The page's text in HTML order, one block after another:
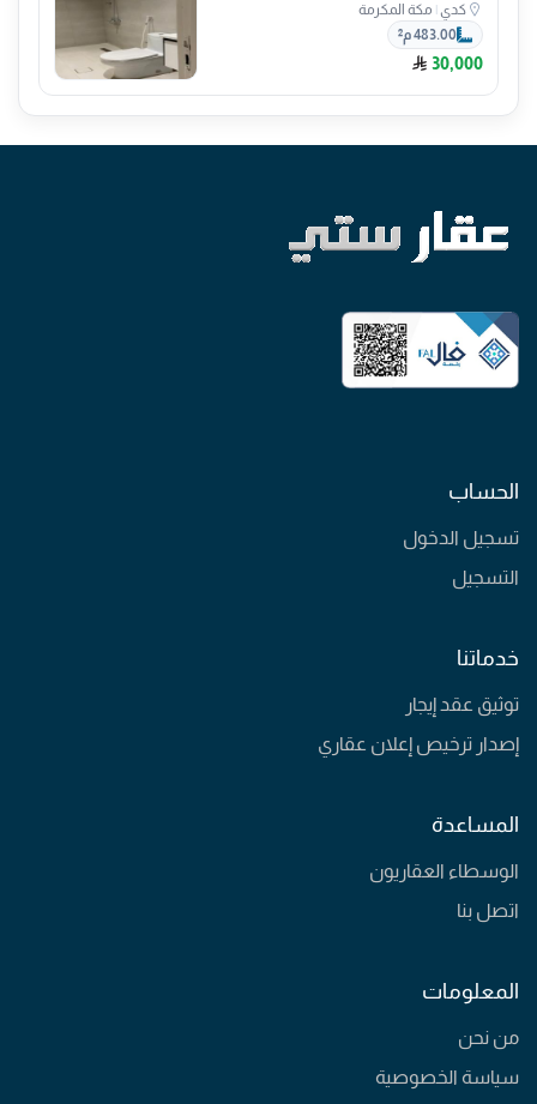
كدي| مكة المكرمة
483.00 م²
30,000
الحساب
تسجيل الدخول
التسجيل
خدماتنا
توثيق عقد إيجار
إصدار ترخيص إعلان عقاري
المساعدة
الوسطاء العقاريون
اتصل بنا
المعلومات
من نحن
سياسة الخصوصية